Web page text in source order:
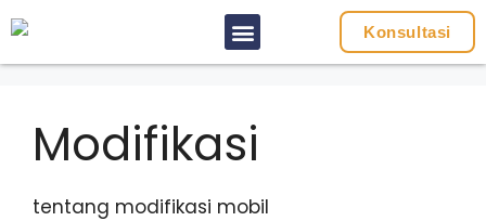
Konsultasi
Modifikasi
tentang modifikasi mobil